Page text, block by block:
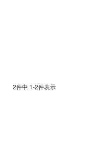
2件中 1-2件表示